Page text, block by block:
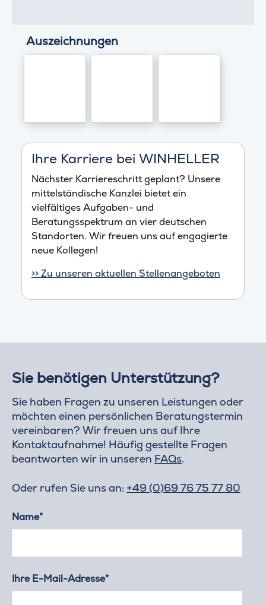
Auszeichnungen
Ihre Karriere bei WINHELLER
Nächster Karriereschritt geplant? Unsere
mittelständische Kanzlei bietet ein
vielfältiges Aufgaben- und
Beratungsspektrum an vier deutschen
Standorten. Wir freuen uns auf engagierte
neue Kollegen!
>> Zu unseren aktuellen Stellenangeboten
Sie benötigen Unterstützung?
Sie haben Fragen zu unseren Leistungen oder
möchten einen persönlichen Beratungstermin
vereinbaren? Wir freuen uns auf Ihre
Kontaktaufnahme! Häufig gestellte Fragen
beantworten wir in unseren FAQs.
Oder rufen Sie uns an: +49 (0)69 76 75 77 80
Name*
Ihre E-Mail-Adresse*